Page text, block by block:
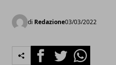
di Redazione03/03/2022
FacebookTwitterWhatsapp